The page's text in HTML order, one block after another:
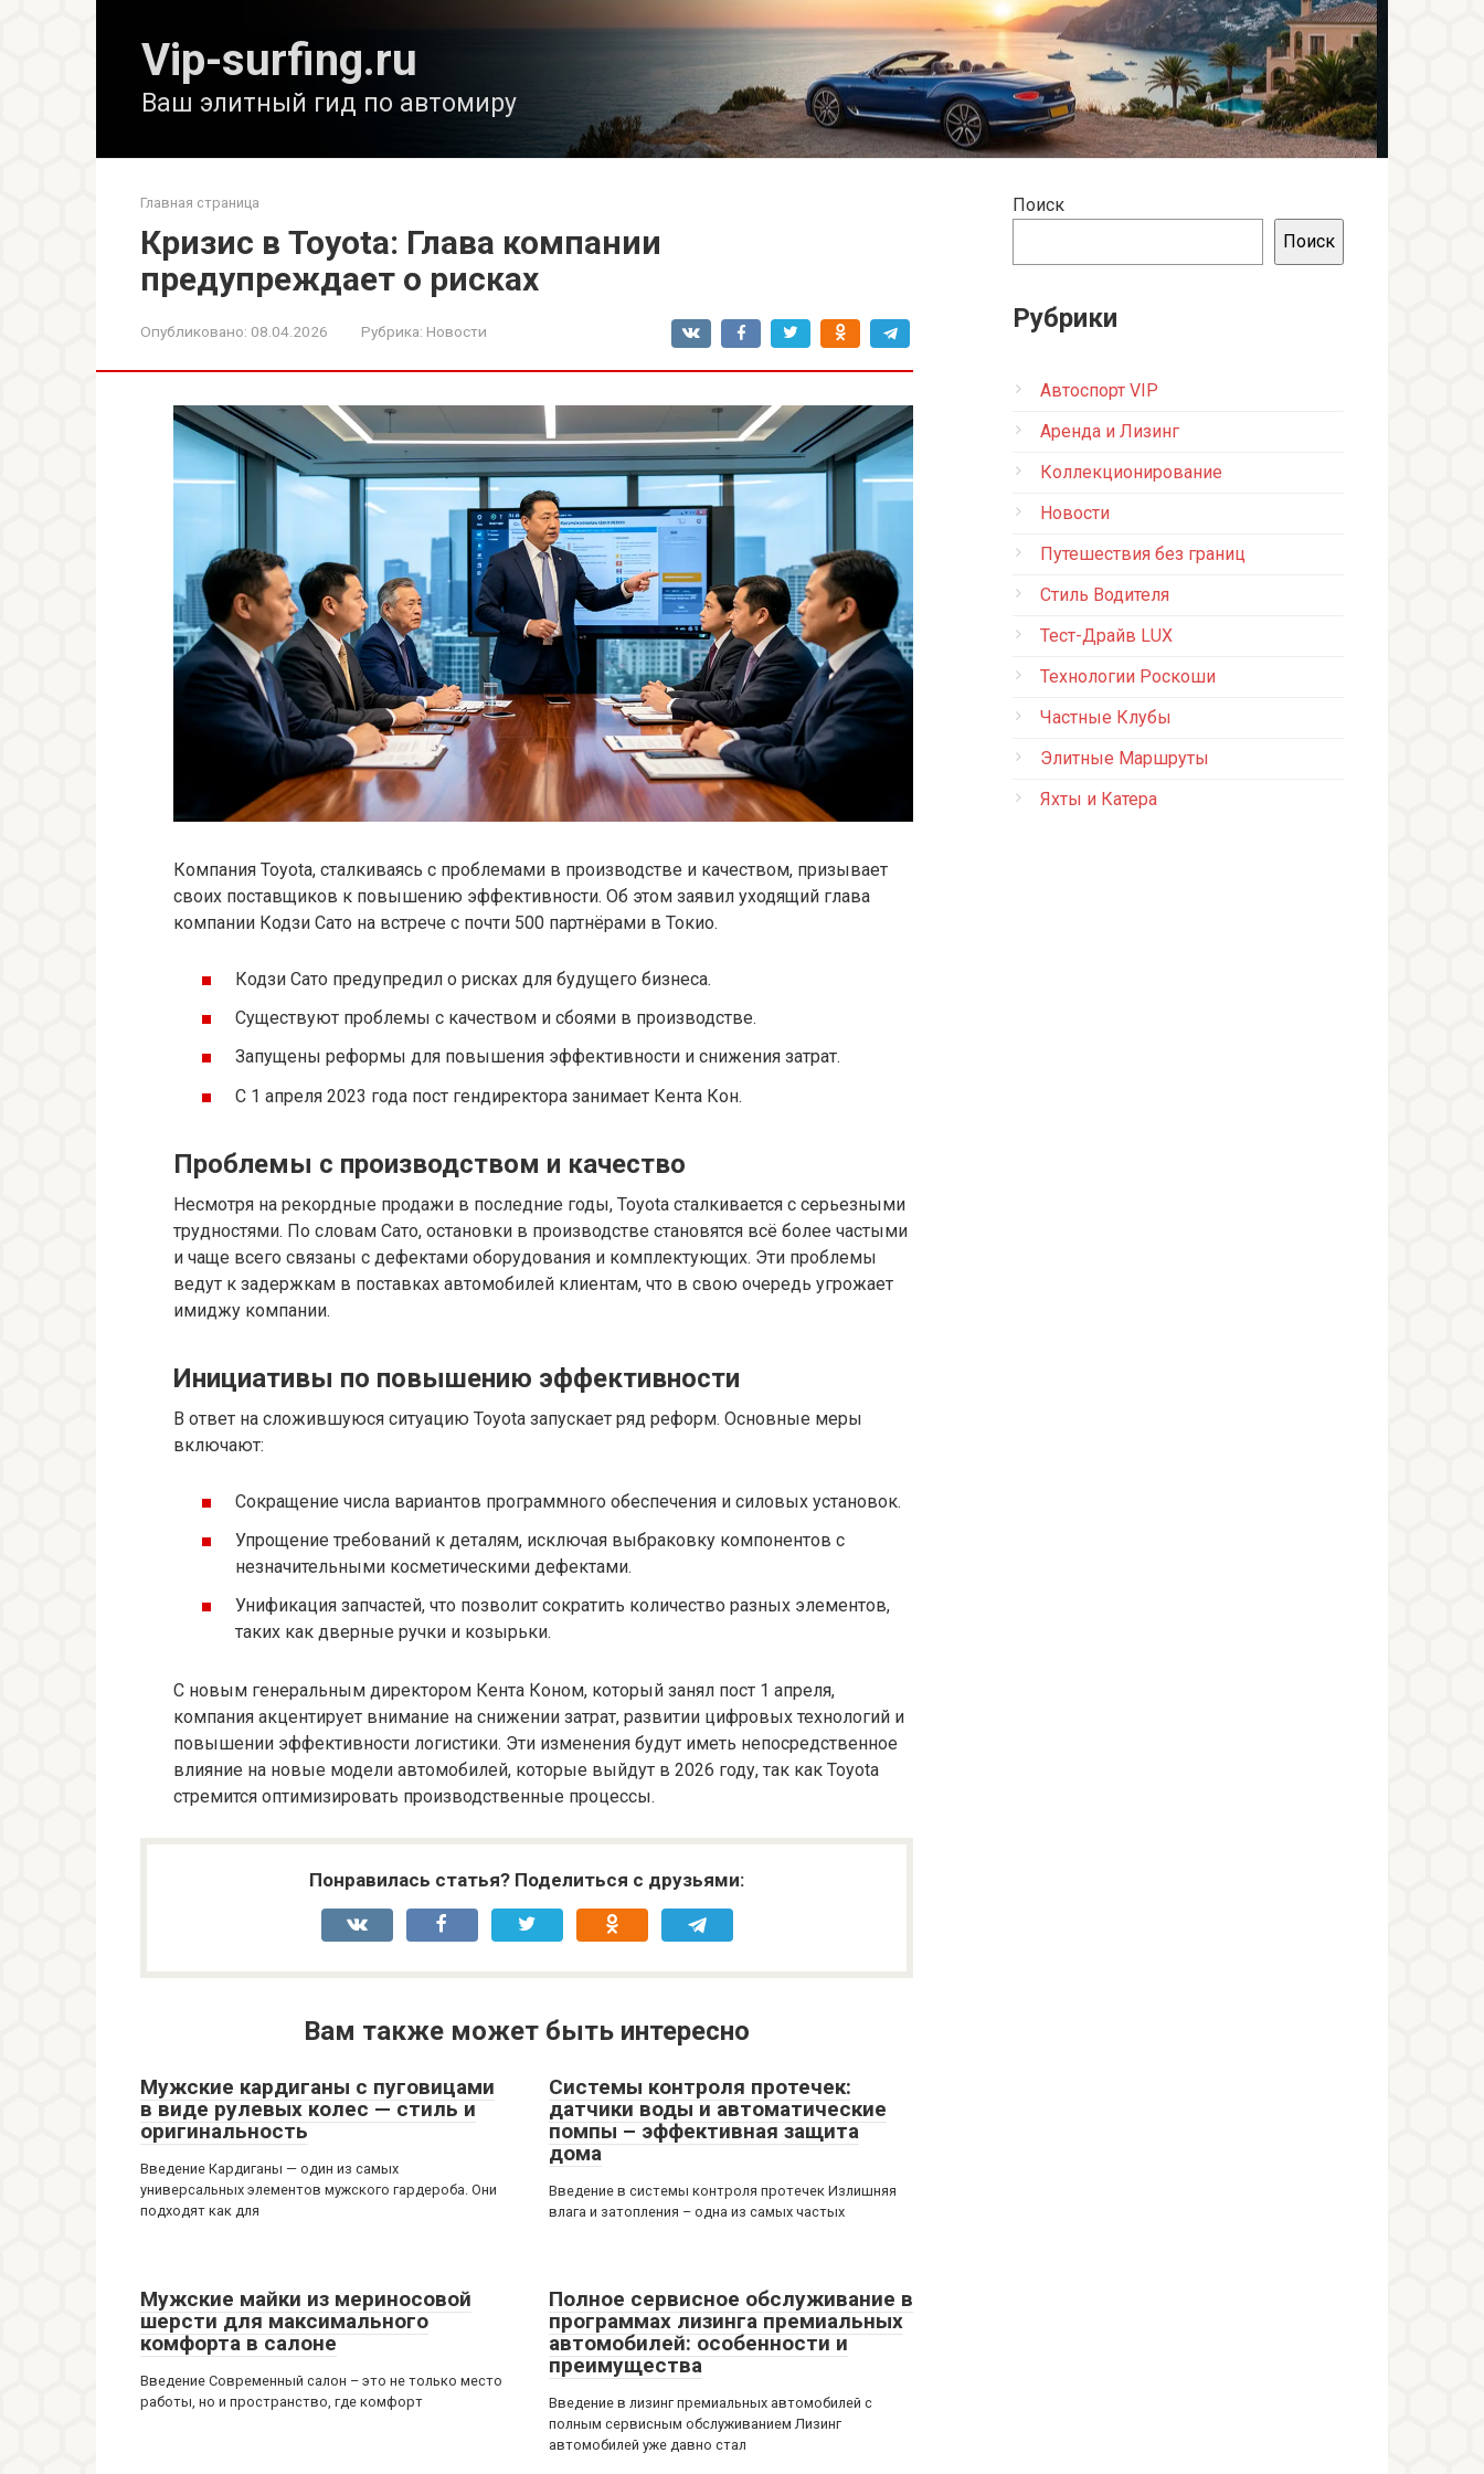
Vip-surfing.ru
Ваш элитный гид по автомиру
Главная страница
Кризис в Toyota: Глава компании
предупреждает о рисках
Опубликовано: 08.04.2026 Рубрика: Новости
Компания Toyota, сталкиваясь с проблемами в производстве и качеством, призывает
своих поставщиков к повышению эффективности. Об этом заявил уходящий глава
компании Кодзи Сато на встрече с почти 500 партнёрами в Токио.
Кодзи Сато предупредил о рисках для будущего бизнеса.
Существуют проблемы с качеством и сбоями в производстве.
Запущены реформы для повышения эффективности и снижения затрат.
С 1 апреля 2023 года пост гендиректора занимает Кента Кон.
Проблемы с производством и качество
Несмотря на рекордные продажи в последние годы, Toyota сталкивается с серьезными
трудностями. По словам Сато, остановки в производстве становятся всё более частыми
и чаще всего связаны с дефектами оборудования и комплектующих. Эти проблемы
ведут к задержкам в поставках автомобилей клиентам, что в свою очередь угрожает
имиджу компании.
Инициативы по повышению эффективности
В ответ на сложившуюся ситуацию Toyota запускает ряд реформ. Основные меры
включают:
Сокращение числа вариантов программного обеспечения и силовых установок.
Упрощение требований к деталям, исключая выбраковку компонентов с
незначительными косметическими дефектами.
Унификация запчастей, что позволит сократить количество разных элементов,
таких как дверные ручки и козырьки.
С новым генеральным директором Кента Коном, который занял пост 1 апреля,
компания акцентирует внимание на снижении затрат, развитии цифровых технологий и
повышении эффективности логистики. Эти изменения будут иметь непосредственное
влияние на новые модели автомобилей, которые выйдут в 2026 году, так как Toyota
стремится оптимизировать производственные процессы.
Понравилась статья? Поделиться с друзьями:
Вам также может быть интересно
Мужские кардиганы с пуговицами
в виде рулевых колес — стиль и
оригинальность
Введение Кардиганы — один из самых
универсальных элементов мужского гардероба. Они
подходят как для
Системы контроля протечек:
датчики воды и автоматические
помпы – эффективная защита
дома
Введение в системы контроля протечек Излишняя
влага и затопления – одна из самых частых
Мужские майки из мериносовой
шерсти для максимального
комфорта в салоне
Введение Современный салон – это не только место
работы, но и пространство, где комфорт
Полное сервисное обслуживание в
программах лизинга премиальных
автомобилей: особенности и
преимущества
Введение в лизинг премиальных автомобилей с
полным сервисным обслуживанием Лизинг
автомобилей уже давно стал
Поиск
Поиск
Рубрики
Автоспорт VIP
Аренда и Лизинг
Коллекционирование
Новости
Путешествия без границ
Стиль Водителя
Тест-Драйв LUX
Технологии Роскоши
Частные Клубы
Элитные Маршруты
Яхты и Катера